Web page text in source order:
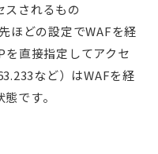
スされるもの
どの設定でWAFを経
直接指定してアクセ
など）はWAFを経
です。